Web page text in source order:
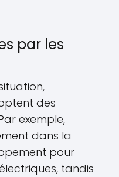
par les
des
exemple,
dans la
pour
tandis